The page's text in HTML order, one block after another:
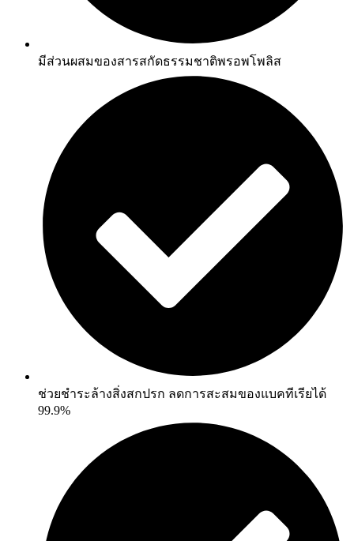
มีส่วนผสมของสารสกัดธรรมชาติพรอพโพลิส
ช่วยชำระล้างสิ่งสกปรก ลดการสะสมของแบคทีเรียได้
99.9%